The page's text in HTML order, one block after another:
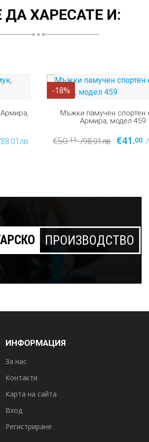
ХАРЕСАТЕ И:
-20%
Мъжки летен спортен екип,
ПРОИЗВОДСТВО
ИНФОРМАЦИЯ
За нас
Контакти
Карта на сайта
Вход
Регистриране